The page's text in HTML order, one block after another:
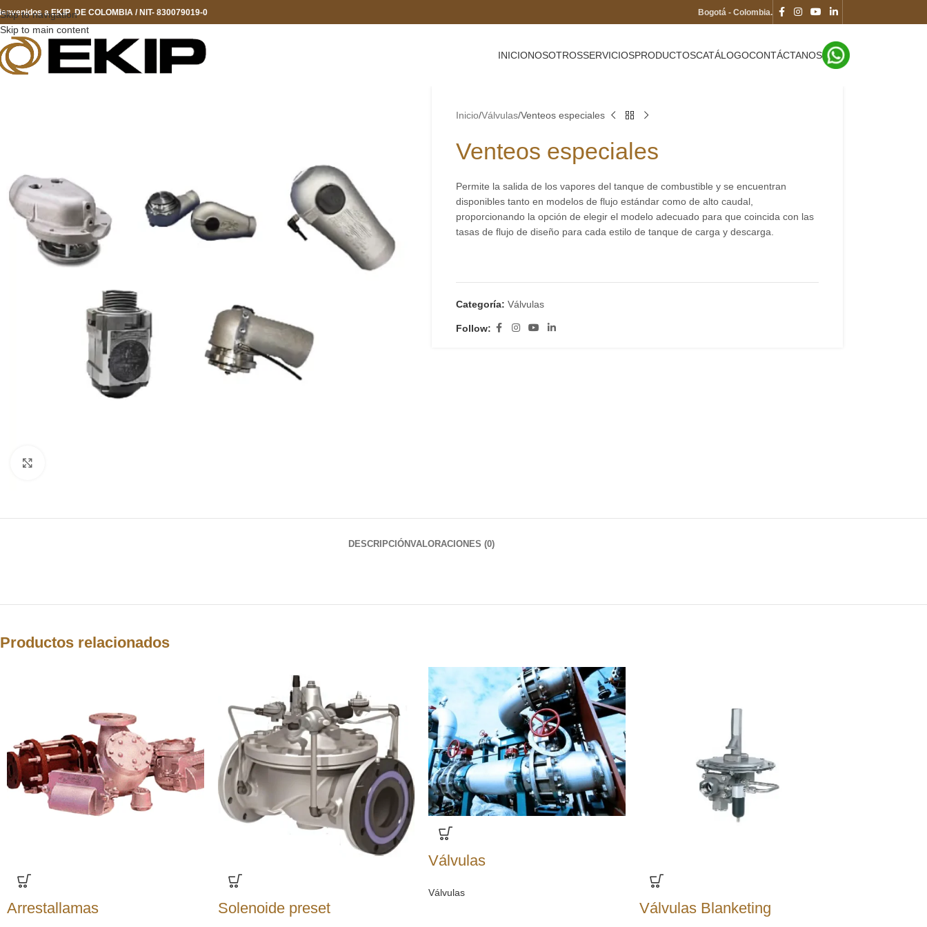
Skip to navigation
Skip to main content
a EKIP DE COLOMBIA / NIT- 830079019-0 Bogotá - Colombia.
INICIONOSOTROSSERVICIOSPRODUCTOSCATÁLOGOCONTÁCTANOS
Inicio Válvulas Venteos especiales
Venteos especiales
Permite la salida de los vapores del tanque de combustible y se encuentran
disponibles tanto en modelos de flujo estándar como de alto caudal,
proporcionando la opción de elegir el modelo adecuado para que coincida con las
tasas de flujo de diseño para cada estilo de tanque de carga y descarga.
Categoría: Válvulas
Follow:
DESCRIPCIÓNVALORACIONES (0)
Productos relacionados
Arrestallamas Solenoide preset
Válvulas
Válvulas
Válvulas Blanketing